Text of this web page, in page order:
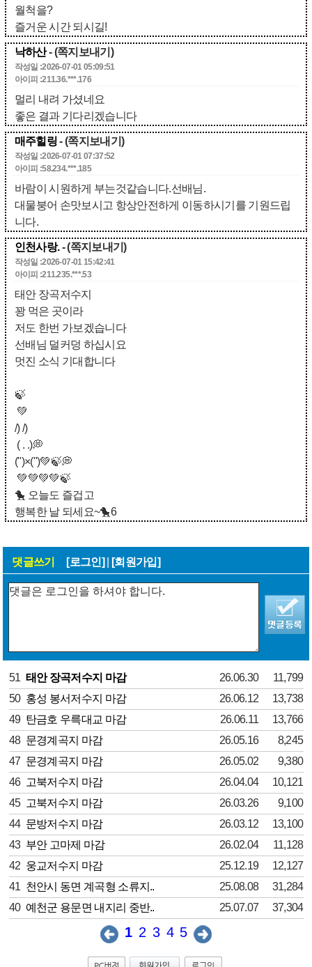
월척을?
즐거운 시간 되시길!
낙하산- (쪽지보내기)
작성일 :2026-07-01 05:09:51
아이피 :211.36.***.176
멀리 내려 가셨네요
좋은 결과 기다리겠습니다
매주힐링- (쪽지보내기)
작성일 :2026-07-01 07:37:52
아이피 :58.234.***.185
바람이 시원하게 부는것같습니다.선배님.
대물붕어 손맛보시고 항상안전하게 이동하시기를 기원드립
니다.
인천사랑.- (쪽지보내기)
작성일 :2026-07-01 15:42:41
아이피 :211.235.***.53
태안 장곡저수지
꽝 먹은 곳이라
저도 한번 가보겠습니다
선배님 덜커덩 하십시요
멋진 소식 기대합니다
🍃
💚
/) /)
( . .)💭
(")×(")💚🍃💭
💚💚💚💚🍃
🐤 오늘도 즐겁고
행복한 날 되세요~🐤6
댓글쓰기 [로그인] [회원가입]
51 태안 장곡저수지 마감 26.06.30
11,799
50 홍성 봉서저수지 마감 26.06.12
13,738
49 탄금호 우륵대교 마감 26.06.11
13,766
48 문경계곡지 마감 26.05.16
8,245
47 문경계곡지 마감 26.05.02
9,380
46 고북저수지 마감 26.04.04
10,121
45 고북저수지 마감 26.03.26
9,100
44 문방저수지 마감 26.03.12
13,100
43 부안 고마제 마감 26.02.04
11,128
42 웅교저수지 마감 25.12.19
12,127
41 천안시 동면 계곡형 소류지.. 25.08.08
31,284
40 예천군 용문면 내지리 중반.. 25.07.07 37,304
1 2 3 4 5